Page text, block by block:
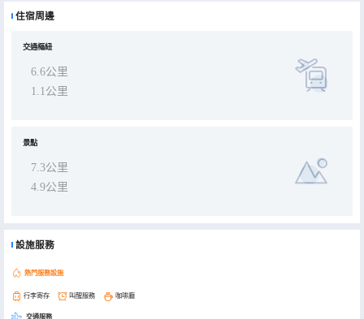
住宿周邊
交通樞紐
6.6公里
1.1公里
景點
7.3公里
4.9公里
設施服務
熱門服務設施
行李寄存 叫醒服務 咖啡廳
交通服務